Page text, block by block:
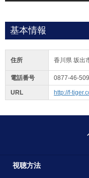
基本情報
住所 香川県 坂出
電話番号 0877-46-
URL http://f-
視聴方法